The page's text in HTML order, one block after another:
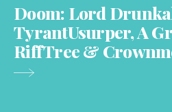
Doom: Lord
TyrantUsurper, A
RiffTree &